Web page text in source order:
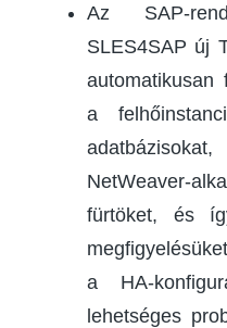
Az SAP-
SLES4SAP új
automatikusan
a
NetWeaver-
fürtöket, és
a HA-
lehetséges